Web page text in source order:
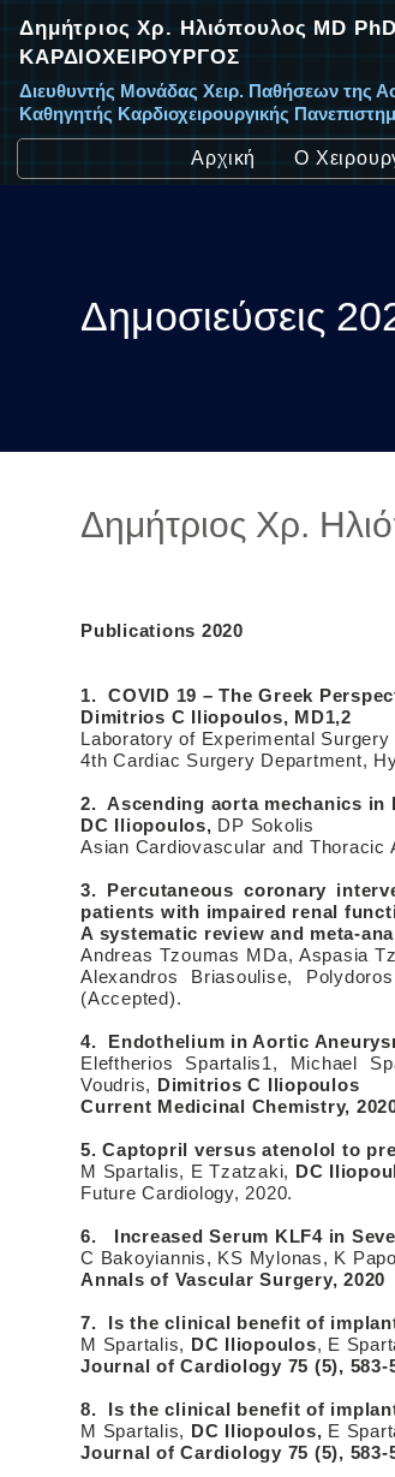
Δημήτριος Χρ. Ηλιόπουλος MD PhD
ΚΑΡΔΙΟΧΕΙΡΟΥΡΓΟΣ
Διευθυντής Μονάδας Χειρ. Παθήσεων της
Καθηγητής Καρδιοχειρουργικής
Αρχική Ο
Δημοσιεύσεις
Δημήτριος Χρ.
Publications 2020
1. COVID 19 – The Greek
Dimitrios C Iliopoulos, MD1,2
Laboratory of Experimental
4th Cardiac Surgery Department,
2. Ascending aorta mechanics
DC Iliopoulos, DP Sokolis
Asian Cardiovascular and Thoracic
3. Percutaneous coronary
patients with impaired renal
A systematic review and meta-
Andreas Tzoumas MDa, Aspasia
Alexandros Briasoulise,
(Accepted).
4. Endothelium in Aortic
Eleftherios Spartalis1, Michael
Voudris, Dimitrios C Iliopoulos
Current Medicinal Chemistry,
5. Captopril versus atenolol to
M Spartalis, E Tzatzaki, DC
Future Cardiology, 2020.
6. Increased Serum KLF4 in
C Bakoyiannis, KS Mylonas, K
Annals of Vascular Surgery, 2020
7. Is the clinical benefit of
M Spartalis, DC Iliopoulos, E
Journal of Cardiology 75 (5), 583-
8. Is the clinical benefit of
M Spartalis, DC Iliopoulos, E
Journal of Cardiology 75 (5), 583-